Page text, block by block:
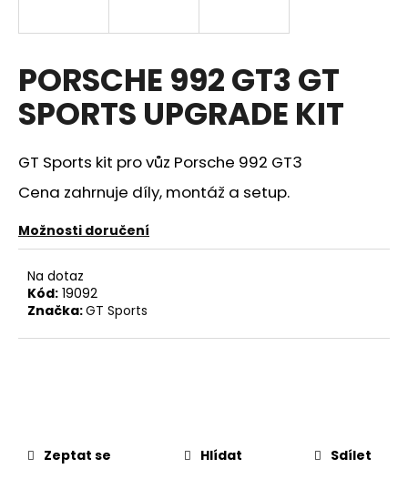
PORSCHE 992 GT3 GT
SPORTS UPGRADE KIT
GT Sports kit pro vůz Porsche 992 GT3
Cena zahrnuje díly, montáž a setup.
Možnosti doručení
Na dotaz
Kód: 19092
Značka:GT Sports
Zeptat se Hlídat Sdílet
í
t
?
D
o